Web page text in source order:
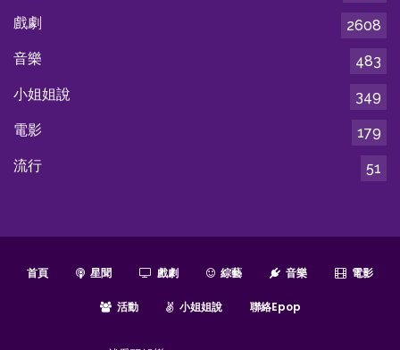
戲劇
2608
音樂
483
小姐姐說
349
電影
179
流行
51
首頁 星聞 戲劇 綜藝 音樂 電影
活動 小姐姐說 聯絡epop